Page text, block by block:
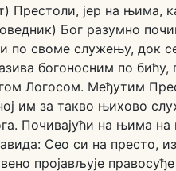
Престоли, јер на њима,
Бог разумно
по своме служењу, док
богоносним по
Логосом. Међутим
им за такво њихово
Почивајући на њима
Сео си на престо,
пројављује